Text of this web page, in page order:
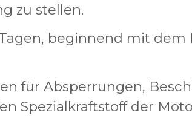
zu stellen.
beginnend mit
für Absperrungen,
Spezialkraftstoff der